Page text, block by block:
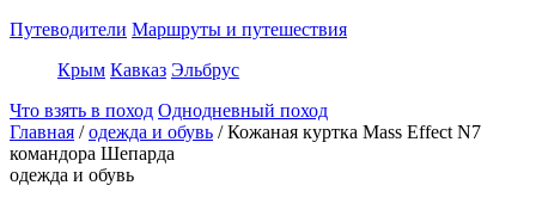
Путеводители Маршруты и путешествия
Крым Кавказ Эльбрус
Что взять в поход Однодневный поход
Главная / одежда и обувь / Кожаная куртка Mass Effect N7
командора Шепарда
одежда и обувь